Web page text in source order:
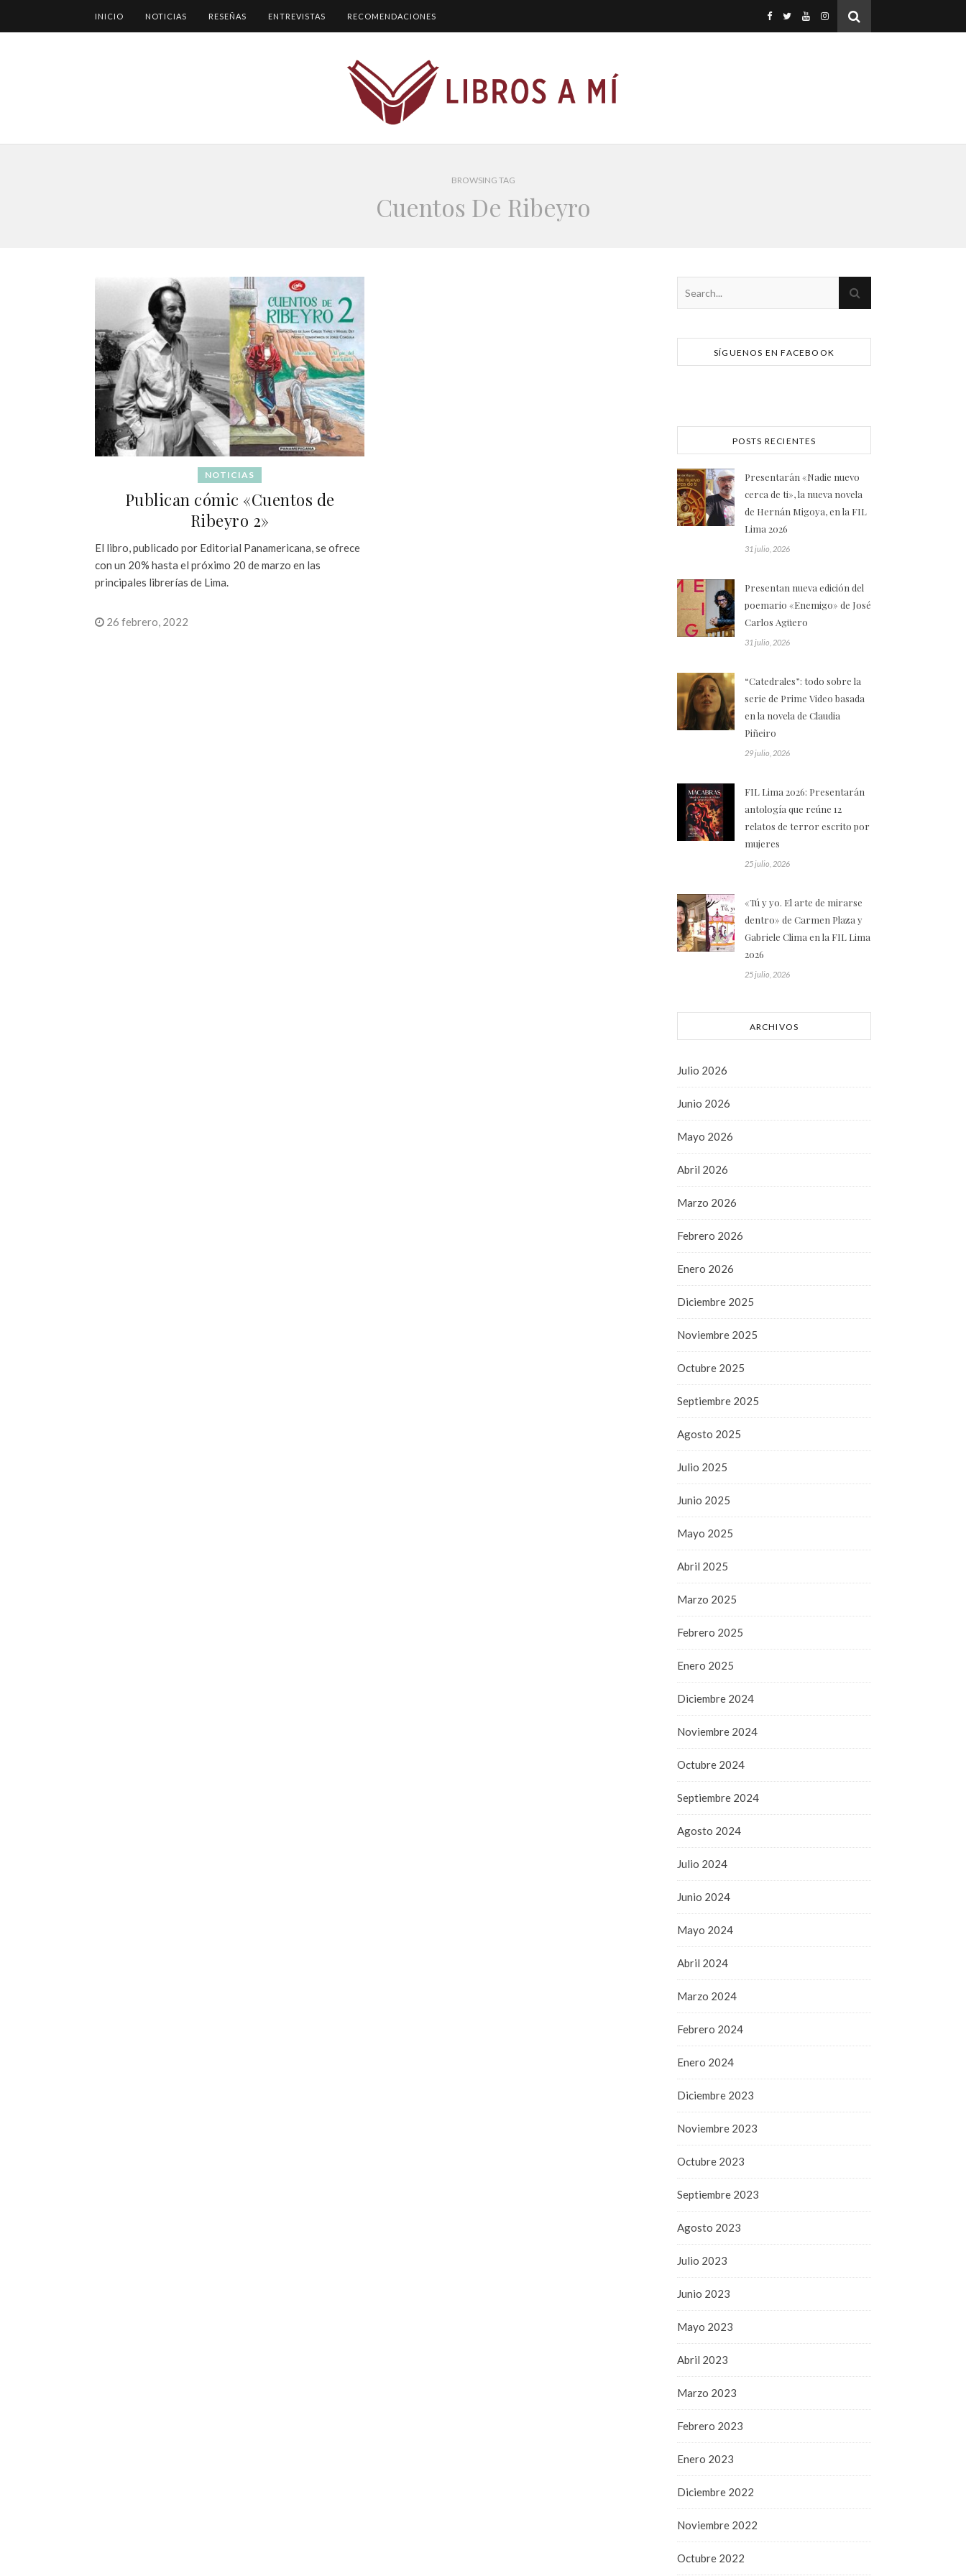
INICIO NOTICIAS RESEÑAS ENTREVISTAS RECOMENDACIONES
BROWSING TAG
Cuentos De Ribeyro
NOTICIAS
Publican cómic «Cuentos de
Ribeyro 2»
El libro, publicado por Editorial Panamericana, se ofrece
con un 20% hasta el próximo 20 de marzo en las
principales librerías de Lima.
26 febrero, 2022
SÍGUENOS EN FACEBOOK
POSTS RECIENTES
Presentarán «Nadie nuevo
cerca de ti», la nueva novela
de Hernán Migoya, en la FIL
Lima 2026
31 julio, 2026
Presentan nueva edición del
poemario «Enemigo» de José
Carlos Agüero
31 julio, 2026
“Catedrales”: todo sobre la
serie de Prime Video basada
en la novela de Claudia
Piñeiro
29 julio, 2026
FIL Lima 2026: Presentarán
antología que reúne 12
relatos de terror escrito por
mujeres
25 julio, 2026
«Tú y yo. El arte de mirarse
dentro» de Carmen Plaza y
Gabriele Clima en la FIL Lima
2026
25 julio, 2026
ARCHIVOS
Julio 2026
Junio 2026
Mayo 2026
Abril 2026
Marzo 2026
Febrero 2026
Enero 2026
Diciembre 2025
Noviembre 2025
Octubre 2025
Septiembre 2025
Agosto 2025
Julio 2025
Junio 2025
Mayo 2025
Abril 2025
Marzo 2025
Febrero 2025
Enero 2025
Diciembre 2024
Noviembre 2024
Octubre 2024
Septiembre 2024
Agosto 2024
Julio 2024
Junio 2024
Mayo 2024
Abril 2024
Marzo 2024
Febrero 2024
Enero 2024
Diciembre 2023
Noviembre 2023
Octubre 2023
Septiembre 2023
Agosto 2023
Julio 2023
Junio 2023
Mayo 2023
Abril 2023
Marzo 2023
Febrero 2023
Enero 2023
Diciembre 2022
Noviembre 2022
Octubre 2022